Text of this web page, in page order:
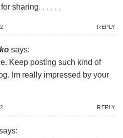
sharing. . . . . .
REPLY
says:
Keep posting such kind of
Im really impressed by your
REPLY